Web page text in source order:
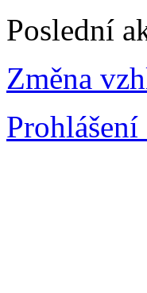
Poslední
Změna